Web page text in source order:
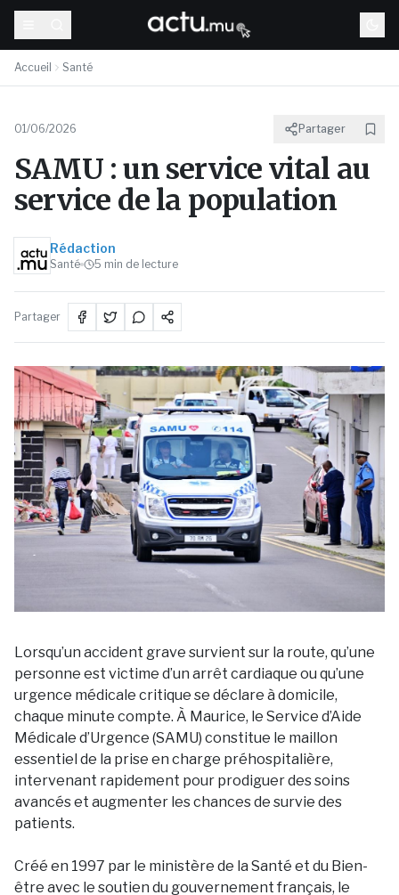
Accueil Santé
01/06/2026 Partager
SAMU : un service vital au
service de la population
Rédaction
Santé 5 min de lecture
Partager
Lorsqu’un accident grave survient sur la route, qu’une
personne est victime d’un arrêt cardiaque ou qu’une
urgence médicale critique se déclare à domicile,
chaque minute compte. À Maurice, le Service d’Aide
Médicale d’Urgence (SAMU) constitue le maillon
essentiel de la prise en charge préhospitalière,
intervenant rapidement pour prodiguer des soins
avancés et augmenter les chances de survie des
patients.
Créé en 1997 par le ministère de la Santé et du Bien-
être avec le soutien du gouvernement français, le